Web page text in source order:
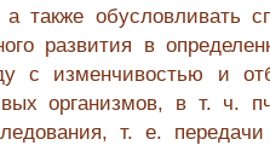
а также обусловливать
развития в
с изменчивостью и
организмов, в т. ч.
т. е.